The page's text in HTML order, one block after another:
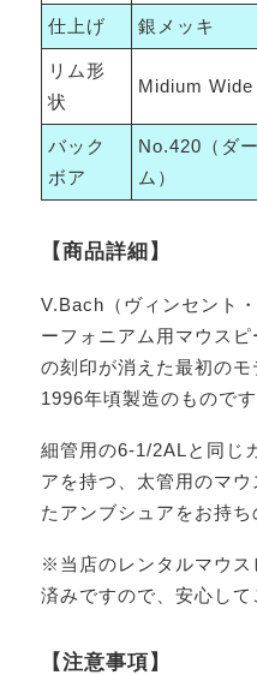
仕上げ 銀メッキ
リム形
状
Midium Wide
バック
ボア
No.420（ダ
ム）
【商品詳細】
V.Bach（ヴィンセント
ーフォニアム用マウス
の刻印が消えた最初の
1996年頃製造のものです
細管用の6-1/2ALと同じ
アを持つ、太管用のマ
たアンブシュアをお持ち
※当店のレンタルマウス
済みですので、安心して
【注意事項】